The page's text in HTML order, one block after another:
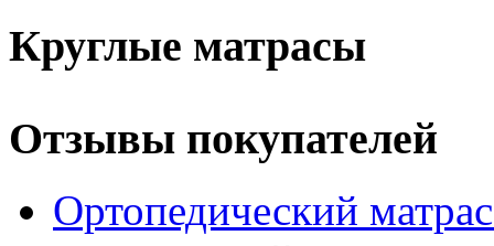
Круглые матрасы
Отзывы покупателей
Ортопедический